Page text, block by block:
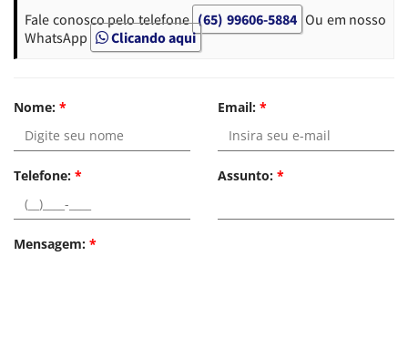
Fale conosco pelo telefone (65) 99606-5884 Ou em nosso
WhatsApp
Clicando aqui
Nome: * Email: *
Telefone: * Assunto: *
Mensagem: *